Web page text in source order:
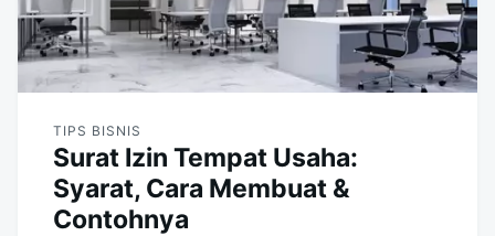
TIPS BISNIS
Surat Izin Tempat Usaha:
Syarat, Cara Membuat &
Contohnya